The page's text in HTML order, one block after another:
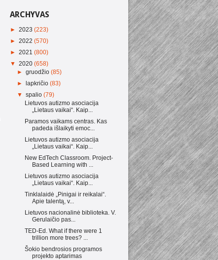
ARCHYVAS
► 2023 (223)
► 2022 (570)
► 2021 (800)
▼ 2020 (658)
►gruodžio(85)
►
lapkričio(83)
▼spalio(79)
Lietuvos autizmo asociacija
„Lietaus vaikai“. Kaip...
Paramos vaikams centras. Kas
padeda išlaikyti emoc...
Lietuvos autizmo asociacija
„Lietaus vaikai“. Kaip...
New EdTech Classroom. Project-
Based Learning with ...
Lietuvos autizmo asociacija
„Lietaus vaikai“. Kaip...
Tinklalaidė „Pinigai ir reikalai“.
Apie talentą, v...
Lietuvos nacionalinė biblioteka. V.
Gerulaičio pas...
TED-Ed. What if there were 1
trillion more trees? ...
Šokio bendrosios programos
projekto aptarimas